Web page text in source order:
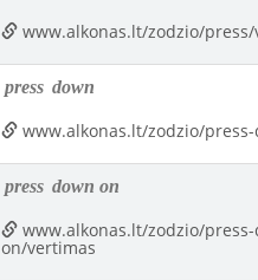
www.alkonas.lt/zodzio/press/
press down
www.alkonas.lt/zodzio/
press down on
www.alkonas.lt/zodzio/press-
on/vertimas